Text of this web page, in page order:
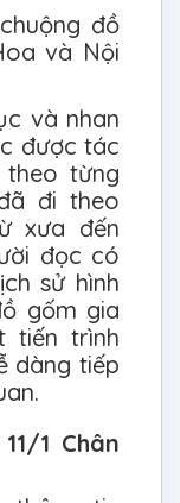
đồ
và Nội
và nhan
được tác
từng
đi theo
xưa đến
đọc có
sử hình
gốm gia
tiến trình
dàng tiếp
1 Chân